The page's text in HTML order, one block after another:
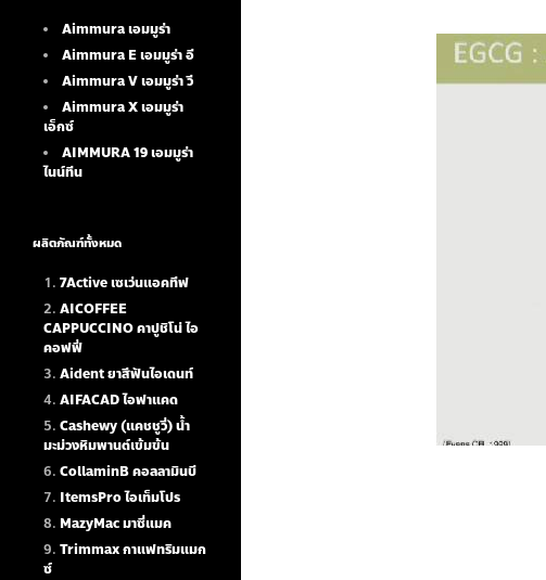
Aimmura เอมมูร่า
Aimmura E เอมมูร่า อี
Aimmura V เอมมูร่า วี
Aimmura X เอมมูร่า
เอ็กซ์
AIMMURA 19เอมมูร่า
ไนน์ทีน
ผลิตภัณฑ์ทั้งหมด
7Active เซเว่นแอคทีฟ
AICOFFEE
CAPPUCCINO คาปูชิโน่ ไอ
คอฟฟี่
Aident ยาสีฟันไอเดนท์
AIFACAD ไอฟาแคด
Cashewy (แคชชูวี่) น้ำ
มะม่วงหิมพานต์เข้มข้น
CollaminB คอลลามินบี
ItemsPro ไอเท็มโปร
MazyMac มาซี่แมค
Trimmax กาแฟทริมแมก
ซ์